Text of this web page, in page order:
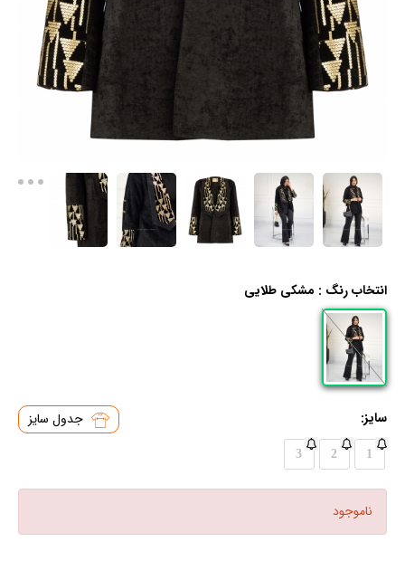
انتخاب رنگ : مشکی طلایی
سایز: جدول سایز
1
2
3
ناموجود